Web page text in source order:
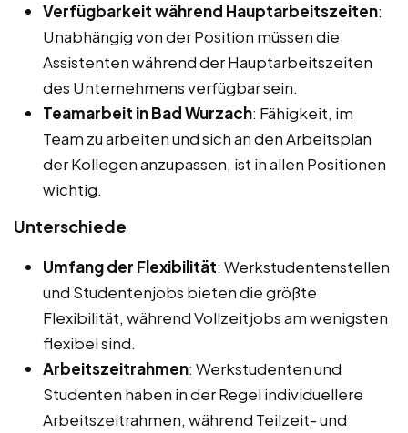
Verfügbarkeit während Hauptarbeitszeiten:
Unabhängig von der Position müssen die
Assistenten während der Hauptarbeitszeiten
des Unternehmens verfügbar sein.
Teamarbeit in Bad Wurzach: Fähigkeit, im
Team zu arbeiten und sich an den Arbeitsplan
der Kollegen anzupassen, ist in allen Positionen
wichtig.
Unterschiede
Umfang der Flexibilität: Werkstudentenstellen
und Studentenjobs bieten die größte
Flexibilität, während Vollzeitjobs am wenigsten
flexibel sind.
Arbeitszeitrahmen: Werkstudenten und
Studenten haben in der Regel individuellere
Arbeitszeitrahmen, während Teilzeit- und